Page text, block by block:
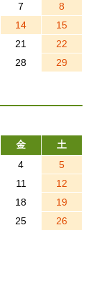
7
8
14
15
21
22
28
29
金
土
4
5
11
12
18
19
25
26